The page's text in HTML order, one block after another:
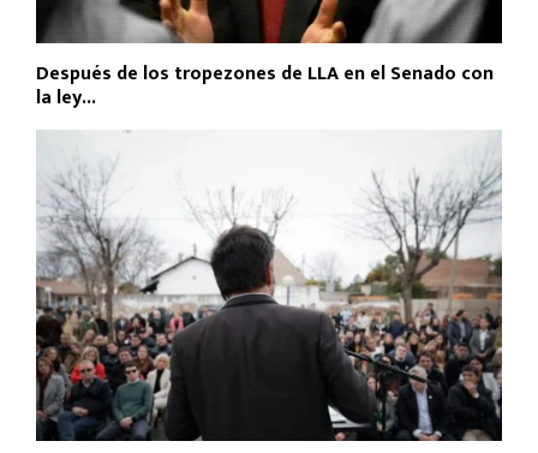
Después de los tropezones de LLA en el Senado con
la ley...